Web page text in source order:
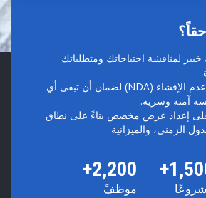
لمناقشة احتياجاتك ومتطلباتك
سنوقع اتفاقية عدم الإفشاء (NDA) لضمان أن تبقى أي
آمنة وسرية.
إعداد عرض مخصص بناءً على نطاق
الزمني، والميزانية.
2,200+
موظفً